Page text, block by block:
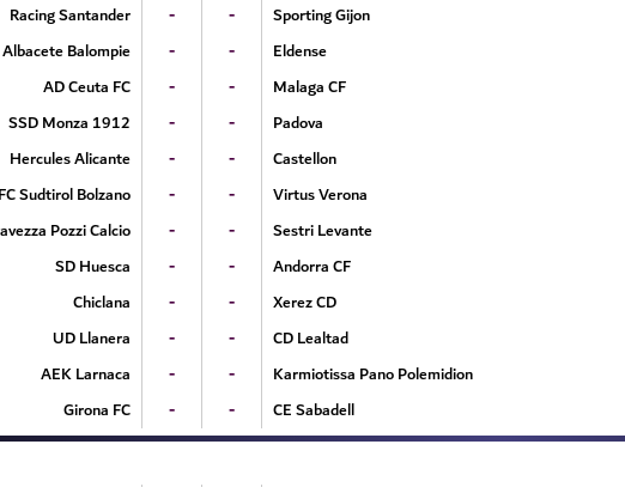
Racing Santander
- - Sporting Gijon
Albacete Balompie
- - Eldense
AD Ceuta FC
- - Malaga CF
SSD Monza 1912
- - Padova
Hercules Alicante
- - Castellon
FC Sudtirol Bolzano
- - Virtus Verona
Pozzi Calcio
- - Sestri Levante
SD Huesca
- - Andorra CF
Chiclana
- - Xerez CD
UD Llanera
- - CD Lealtad
AEK Larnaca
- - Karmiotissa Pano Polemidion
Girona FC
- - CE Sabadell